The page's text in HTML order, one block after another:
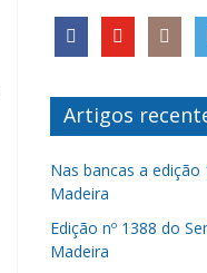
Artigos
Nas bancas a
Madeira
Edição nº 1388 do
Madeira